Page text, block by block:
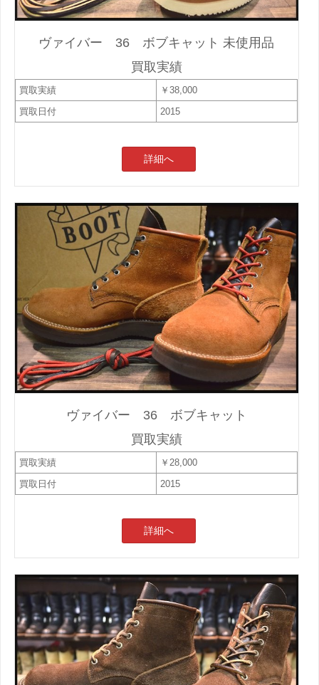
ヴァイバー 36 ボブキャット 未使用品
買取実績
買取実績
￥38,000
買取日付
2015
詳細へ
ヴァイバー 36 ボブキャット
買取実績
買取実績
￥28,000
買取日付
2015
詳細へ